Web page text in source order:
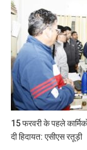
15 फरवरी के पहले
दी हिदायत: एसीएस रतूड़ी